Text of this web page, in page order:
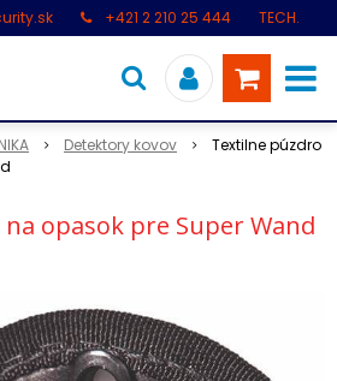
+421 2 210 25 444
TECH.
Detektory kovov
Textilne púzdro
opasok pre Super Wand